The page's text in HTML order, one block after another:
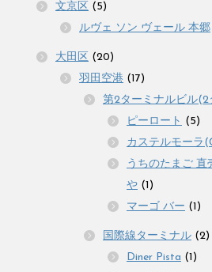
文京区 (5)
ルヴェ ソン ヴェール 本郷
大田区 (20)
羽田空港 (17)
第2ターミナルビル(2
ピーロート (5)
カステルモーラ
うちのたまご 直
や (1)
マーゴ バー (1)
国際線ターミナル (2)
Diner Pista (1)